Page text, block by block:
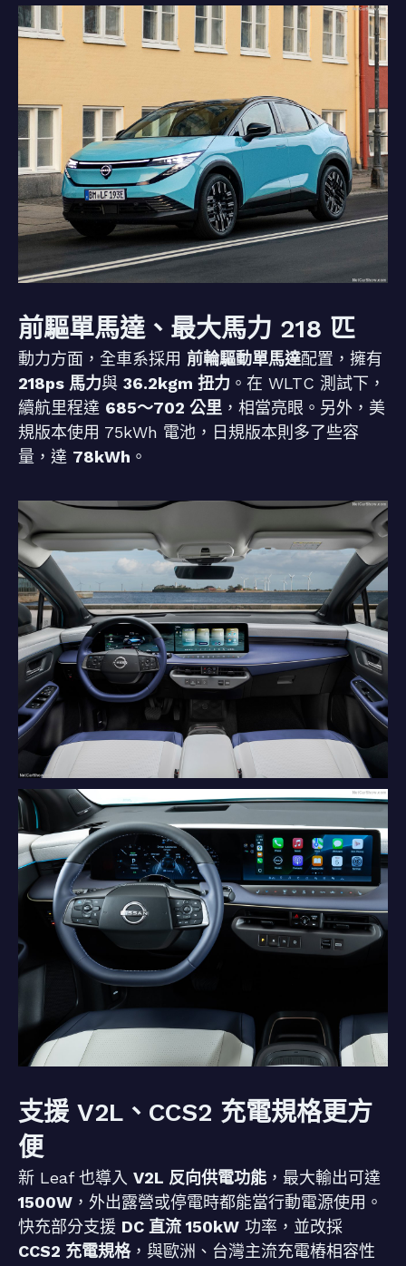
前驅單馬達、最大馬力 218 匹
動力方面，全車系採用 前輪驅動單馬達配置，擁有
218ps 馬力與 36.2kgm 扭力 。在 WLTC 測試下，
續航里程達 685～702 公里 ，相當亮眼。另外，美
規版本使用 75kWh 電池，日規版本則多了些容
量，達 78kWh 。
支援 V2L、CCS2 充電規格更方
便
新 Leaf 也導入 V2L 反向供電功能 ，最大輸出可達
1500W ，外出露營或停電時都能當行動電源使用。
快充部分支援 DC 直流 150kW 功率，並改採
CCS2 充電規格，與歐洲、台灣主流充電樁相容性